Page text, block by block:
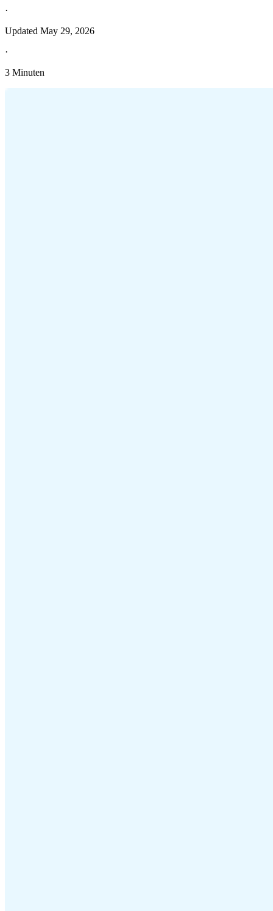
·
Updated May 29, 2026
·
3 Minuten